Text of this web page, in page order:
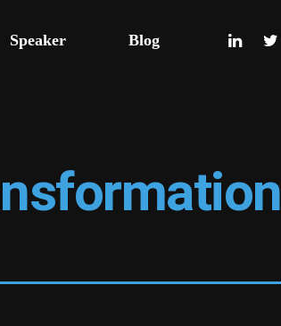
Speaker Blog